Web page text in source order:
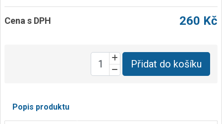
Cena s DPH 260 Kč
Přidat do košíku
Popis produktu